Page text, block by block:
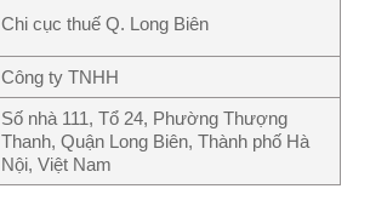
Chi cục thuế Q. Long Biên
Công ty TNHH
Số nhà 111, Tổ 24, Phường Thượng
Thanh, Quận Long Biên, Thành phố Hà
Nội, Việt Nam